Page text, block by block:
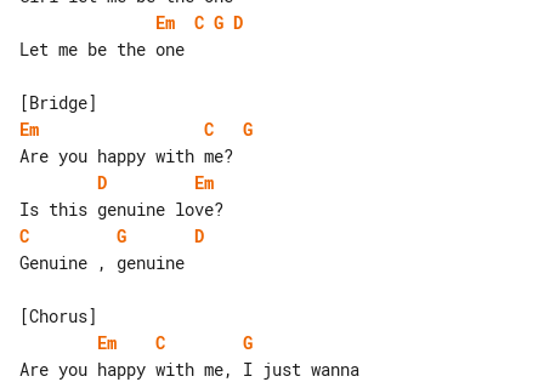
Em
C G D
Let me be the one
Em
C
G
D
Em
C
G
D
Genuine , genuine
Em
C
G